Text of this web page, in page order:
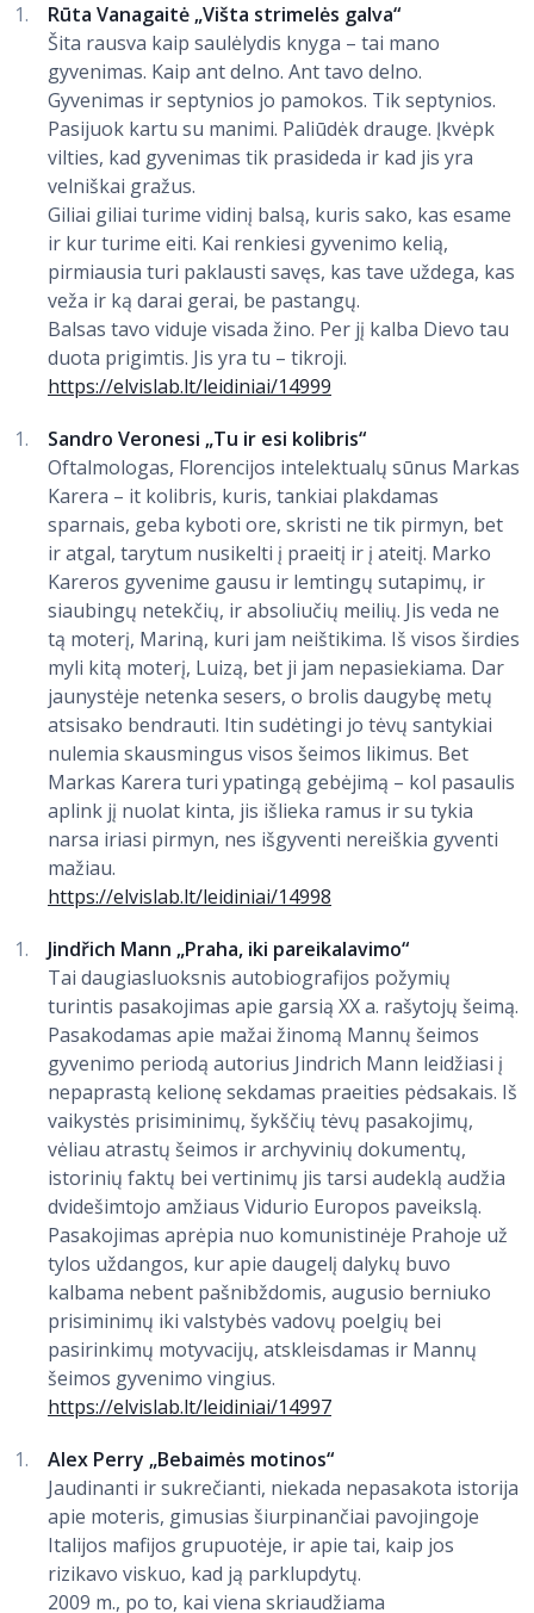
Rūta Vanagaitė „Višta strimelės galva“
Šita rausva kaip saulėlydis knyga – tai mano
gyvenimas. Kaip ant delno. Ant tavo delno.
Gyvenimas ir septynios jo pamokos. Tik septynios.
Pasijuok kartu su manimi. Paliūdėk drauge. Įkvėpk
vilties, kad gyvenimas tik prasideda ir kad jis yra
velniškai gražus.
Giliai giliai turime vidinį balsą, kuris sako, kas esame
ir kur turime eiti. Kai renkiesi gyvenimo kelią,
pirmiausia turi paklausti savęs, kas tave uždega, kas
veža ir ką darai gerai, be pastangų.
Balsas tavo viduje visada žino. Per jį kalba Dievo tau
duota prigimtis. Jis yra tu – tikroji.
https://elvislab.lt/leidiniai/14999
Sandro Veronesi „Tu ir esi kolibris“
Oftalmologas, Florencijos intelektualų sūnus Markas
Karera – it kolibris, kuris, tankiai plakdamas
sparnais, geba kyboti ore, skristi ne tik pirmyn, bet
ir atgal, tarytum nusikelti į praeitį ir į ateitį. Marko
Kareros gyvenime gausu ir lemtingų sutapimų, ir
siaubingų netekčių, ir absoliučių meilių. Jis veda ne
tą moterį, Mariną, kuri jam neištikima. Iš visos širdies
myli kitą moterį, Luizą, bet ji jam nepasiekiama. Dar
jaunystėje netenka sesers, o brolis daugybę metų
atsisako bendrauti. Itin sudėtingi jo tėvų santykiai
nulemia skausmingus visos šeimos likimus. Bet
Markas Karera turi ypatingą gebėjimą – kol pasaulis
aplink jį nuolat kinta, jis išlieka ramus ir su tykia
narsa iriasi pirmyn, nes išgyventi nereiškia gyventi
mažiau.
https://elvislab.lt/leidiniai/14998
Jindřich Mann „Praha, iki pareikalavimo“
Tai daugiasluoksnis autobiografijos požymių
turintis pasakojimas apie garsią XX a. rašytojų šeimą.
Pasakodamas apie mažai žinomą Mannų šeimos
gyvenimo periodą autorius Jindrich Mann leidžiasi į
nepaprastą kelionę sekdamas praeities pėdsakais. Iš
vaikystės prisiminimų, šykščių tėvų pasakojimų,
vėliau atrastų šeimos ir archyvinių dokumentų,
istorinių faktų bei vertinimų jis tarsi audeklą audžia
dvidešimtojo amžiaus Vidurio Europos paveikslą.
Pasakojimas aprėpia nuo komunistinėje Prahoje už
tylos uždangos, kur apie daugelį dalykų buvo
kalbama nebent pašnibždomis, augusio berniuko
prisiminimų iki valstybės vadovų poelgių bei
pasirinkimų motyvacijų, atskleisdamas ir Mannų
šeimos gyvenimo vingius.
https://elvislab.lt/leidiniai/14997
Alex Perry „Bebaimės motinos“
Jaudinanti ir sukrečianti, niekada nepasakota istorija
apie moteris, gimusias šiurpinančiai pavojingoje
Italijos mafijos grupuotėje, ir apie tai, kaip jos
rizikavo viskuo, kad ją parklupdytų.
2009 m., po to, kai viena skriaudžiama